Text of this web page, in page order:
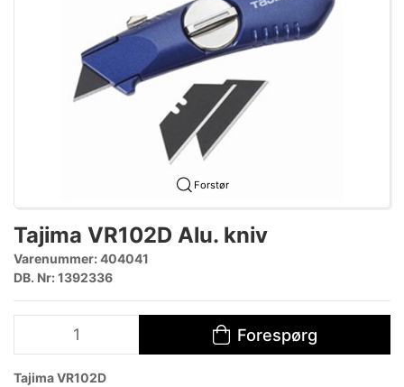
Forstør
Tajima VR102D Alu. kniv
Varenummer:404041
DB. Nr: 1392336
Forespørg
​Tajima VR102D